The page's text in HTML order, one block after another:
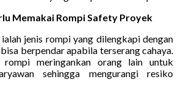
Memakai Rompi Safety Proyek
jenis rompi yang dilengkapi dengan
berpendar apabila terserang cahaya.
meringankan orang lain untuk
sehingga mengurangi resiko